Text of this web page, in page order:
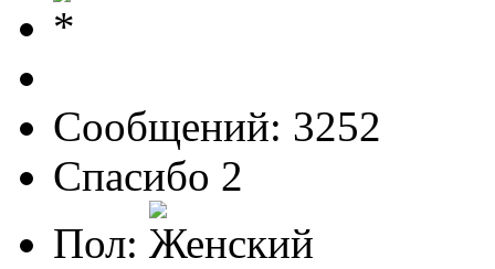
Сообщений: 3252
Спасибо 2
Пол: